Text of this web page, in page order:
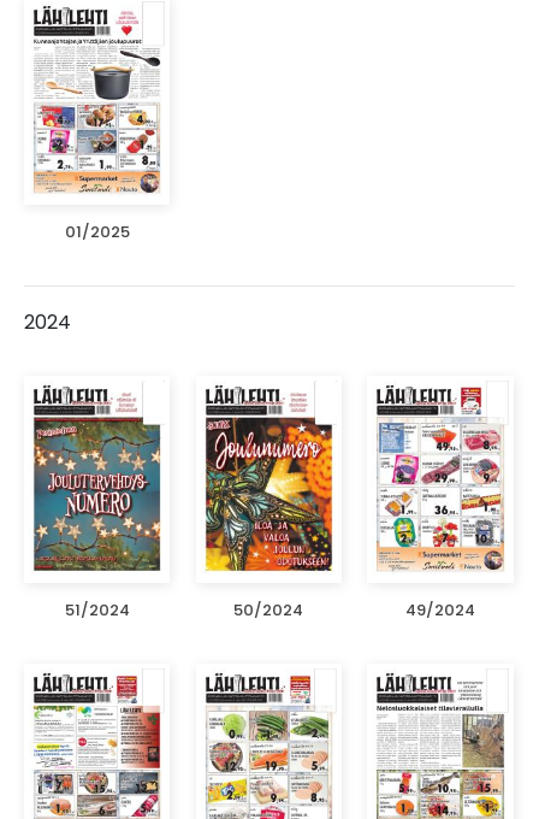
01/2025
2024
51/2024 50/2024 49/2024